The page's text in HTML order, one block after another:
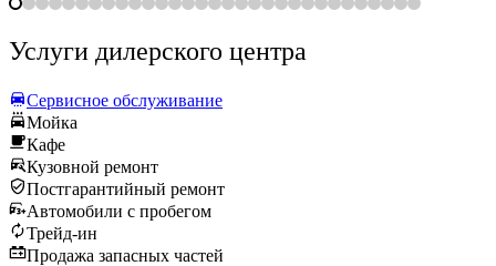
Услуги дилерского центра
Сервисное обслуживание
Мойка
Кафе
Кузовной ремонт
Постгарантийный ремонт
Автомобили с пробегом
Трейд-ин
Продажа запасных частей